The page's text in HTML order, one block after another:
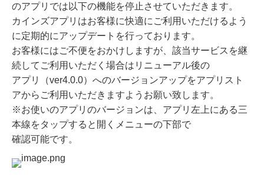
のアプリでは以下の機能を停止させていただきます。
カインズアプリはお客様に快適にご利用いただけるよう
に定期的にアップデートを行っております。
お客様にはご不便をおかけしますが、該当サービスを継
続してご利用いただく場合はリニューアル後の
アプリ（ver4.0.0）へのバージョンアップをアプリスト
アからご利用いただきますようお願い致します。
※お使いのアプリのバージョンは、アプリ左上にある三
本線をタップすると開くメニューの下部で
確認可能です。